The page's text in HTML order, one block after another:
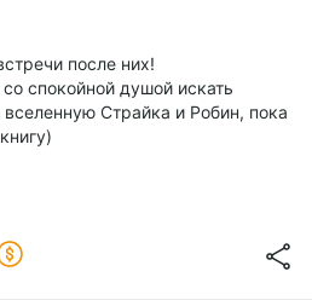
после них!
спокойной душой искать
вселенную Страйка и Робин, пока